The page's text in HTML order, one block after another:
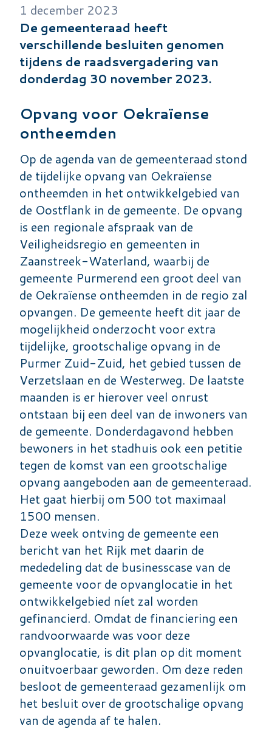
1 december 2023
De gemeenteraad heeft
verschillende besluiten genomen
tijdens de raadsvergadering van
donderdag 30 november 2023.
Opvang voor Oekraïense
ontheemden
Op de agenda van de gemeenteraad stond
de tijdelijke opvang van Oekraïense
ontheemden in het ontwikkelgebied van
de Oostflank in de gemeente. De opvang
is een regionale afspraak van de
Veiligheidsregio en gemeenten in
Zaanstreek-Waterland, waarbij de
gemeente Purmerend een groot deel van
de Oekraïense ontheemden in de regio zal
opvangen. De gemeente heeft dit jaar de
mogelijkheid onderzocht voor extra
tijdelijke, grootschalige opvang in de
Purmer Zuid-Zuid, het gebied tussen de
Verzetslaan en de Westerweg. De laatste
maanden is er hierover veel onrust
ontstaan bij een deel van de inwoners van
de gemeente. Donderdagavond hebben
bewoners in het stadhuis ook een petitie
tegen de komst van een grootschalige
opvang aangeboden aan de gemeenteraad.
Het gaat hierbij om 500 tot maximaal
1500 mensen.
Deze week ontving de gemeente een
bericht van het Rijk met daarin de
mededeling dat de businesscase van de
gemeente voor de opvanglocatie in het
ontwikkelgebied níet zal worden
gefinancierd. Omdat de financiering een
randvoorwaarde was voor deze
opvanglocatie, is dit plan op dit moment
onuitvoerbaar geworden. Om deze reden
besloot de gemeenteraad gezamenlijk om
het besluit over de grootschalige opvang
van de agenda af te halen.